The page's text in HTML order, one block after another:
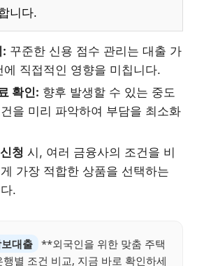
니다.
: 꾸준한 신용 점수 관리는 대출 가
에 직접적인 영향을 미칩니다.
확인: 향후 발생할 수 있는 중도
을 미리 파악하여 부담을 최소화
청 시, 여러 금융사의 조건을 비
가장 적합한 상품을 선택하는
.
대출
**외국인을 위한 맞춤 주택
별 조건 비교, 지금 바로 확인하세